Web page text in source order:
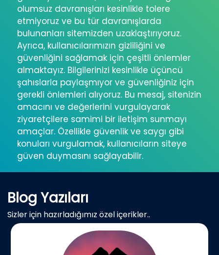
olumsuz davranışları kesinlikle tolere
etmiyoruz ve bu tür davranışlarda
bulunanları sitemizden uzaklaştırıyoruz.
Ayrıca, kullanıcılarımızın gizliliğini ve
güvenliğini sağlamak için çeşitli önlemler
almaktayız. Bilgilerinizi kesinlikle üçüncü
şahıslarla paylaşmıyor ve güvenliğiniz için
gerekli önlemleri alıyoruz. Bu mesaj, sitenizin
amacını ve değerlerini vurgulayarak
ziyaretçilere samimi bir iletişim sunmayı
amaçlar. Özellikle güvenlik ve saygı gibi
konuları vurgulamak, kullanıcıların siteye
güven duymasını sağlayabilir.
Blog Yazıları
Sizler için hazırladığımız özel içerikler..